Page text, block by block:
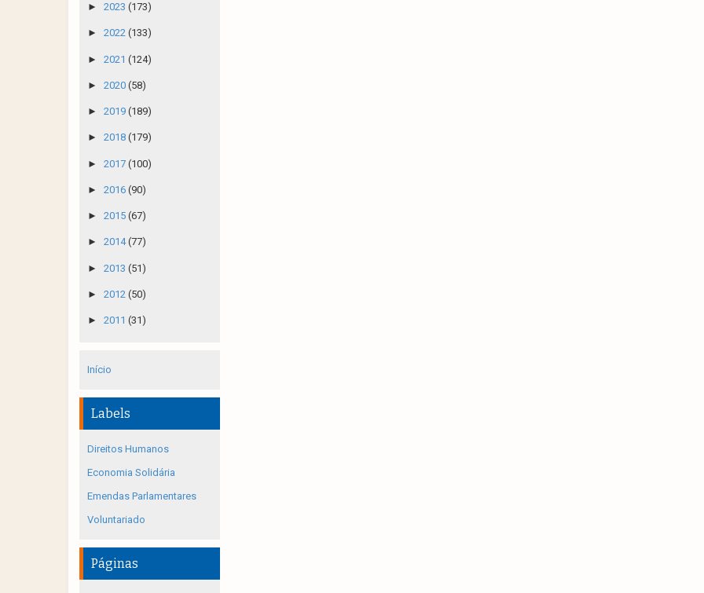
► 2023 (173)
► 2022 (133)
► 2021 (124)
► 2020 (58)
► 2019 (189)
► 2018 (179)
► 2017 (100)
► 2016 (90)
► 2015 (67)
► 2014(77)
► 2013 (51)
► 2012 (50)
► 2011 (31)
Início
Labels
Direitos Humanos
Economia Solidária
Emendas Parlamentares
Voluntariado
Páginas